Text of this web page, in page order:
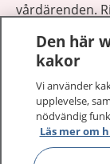
vårdärenden.
1177 ger dig
1177 på flera
Den här
kakor
Vi använder
upplevelse,
nödvändig
Läs mer om